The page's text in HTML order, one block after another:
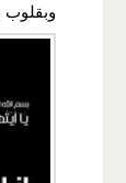
وبقلوب